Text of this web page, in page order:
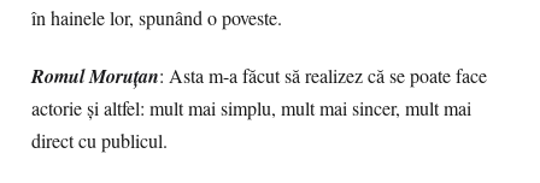
în hainele lor, spunând o poveste.
Romul Moruțan: Asta m-a făcut să realizez că se poate face
actorie și altfel: mult mai simplu, mult mai sincer, mult mai
direct cu publicul.